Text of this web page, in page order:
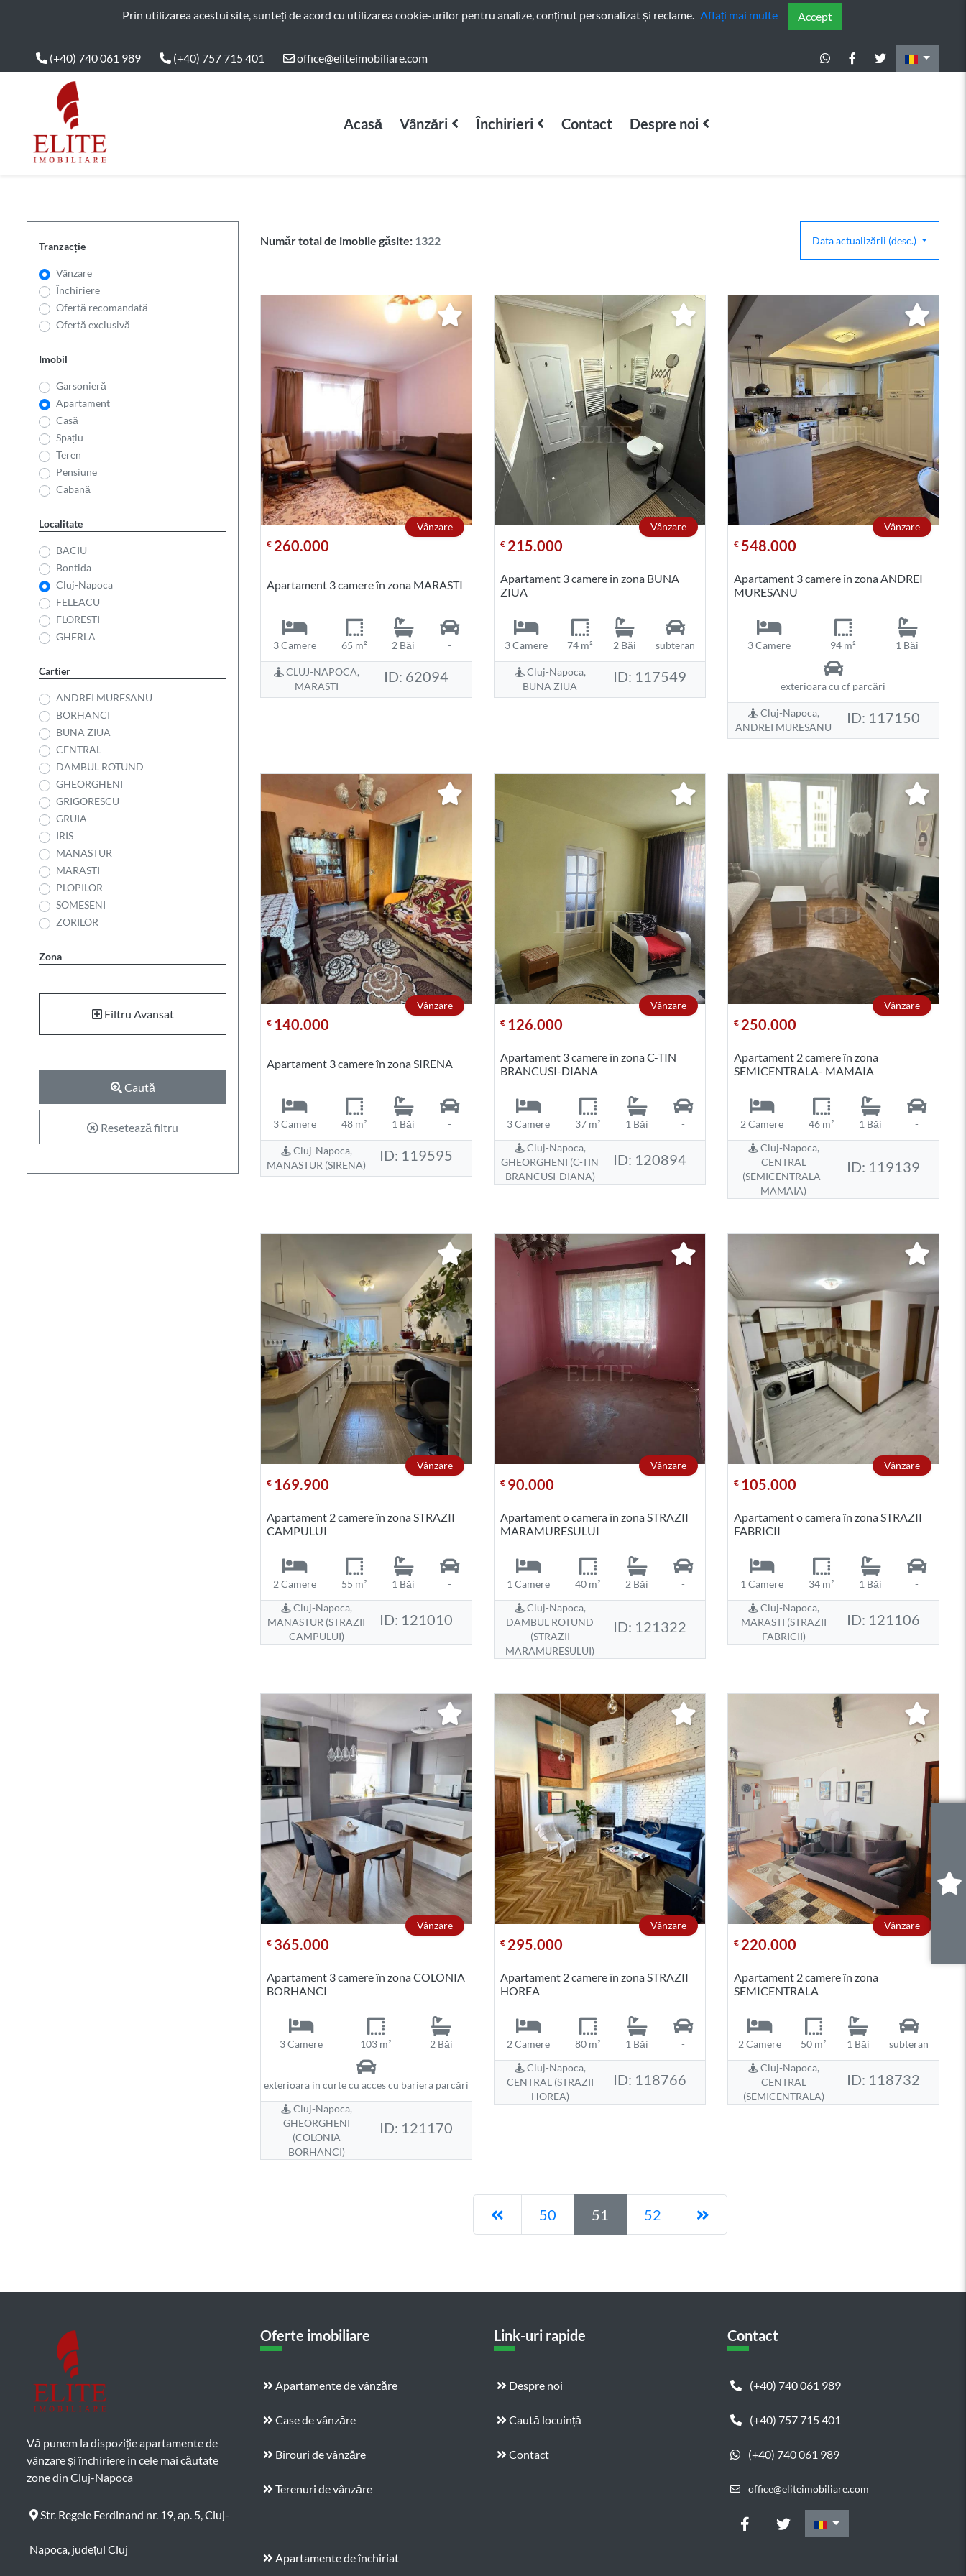
ELITE IMOBILIAREPrin utilizarea acestui site, sunteți de acord cu utilizarea cookie-urilor pentru analize, conținut personalizat și reclame. Aflați mai multe Accept
(+40) 740 061 989 (+40) 757 715 401 office@eliteimobiliare.com
Main Nav Acasă Vânzări Închirieri Contact Despre noi
Tranzacție
Vânzare
Închiriere
Ofertă recomandată
Ofertă exclusivă
Imobil
Garsonieră
Apartament
Casă
Spațiu
Teren
Pensiune
Cabană
Localitate
BACIU
Bontida
Cluj-Napoca
FELEACU
FLORESTI
GHERLA
Cartier
ANDREI MURESANU
BORHANCI
BUNA ZIUA
CENTRAL
DAMBUL ROTUND
GHEORGHENI
GRIGORESCU
GRUIA
IRIS
MANASTUR
MARASTI
PLOPILOR
SOMESENI
ZORILOR
Zona
Filtru Avansat
Caută
Resetează filtru
Număr total de imobile găsite: 1322 Data actualizării (desc.)
Vânzare
€ 260.000
Apartament 3 camere în zona MARASTI
3 Camere 65 m² 2 Băi -
CLUJ-NAPOCA,
MARASTI
ID: 62094
Vânzare
€ 215.000
Apartament 3 camere în zona BUNA
ZIUA
3 Camere 74 m² 2 Băi subteran
Cluj-Napoca,
BUNA ZIUA
ID: 117549
Vânzare
€ 548.000
Apartament 3 camere în zona ANDREI
MURESANU
3 Camere 94 m² 1 Băi
exterioara cu cf parcări
Cluj-Napoca,
ANDREI MURESANU
ID: 117150
Vânzare
€ 140.000
Apartament 3 camere în zona SIRENA
3 Camere 48 m² 1 Băi -
Cluj-Napoca,
MANASTUR (SIRENA)
ID: 119595
Vânzare
€ 126.000
Apartament 3 camere în zona C-TIN
BRANCUSI-DIANA
3 Camere 37 m² 1 Băi
-
Cluj-Napoca,
GHEORGHENI (C-TIN
BRANCUSI-DIANA)
ID: 120894
Vânzare
€ 250.000
Apartament 2 camere în zona
SEMICENTRALA- MAMAIA
2 Camere 46 m² 1 Băi
-
Cluj-Napoca,
CENTRAL
(SEMICENTRALA-
MAMAIA)
ID: 119139
Vânzare
€ 169.900
Apartament 2 camere în zona STRAZII
CAMPULUI
2 Camere 55 m² 1 Băi
-
Cluj-Napoca,
MANASTUR (STRAZII
CAMPULUI)
ID: 121010
Vânzare
€ 90.000
Apartament o camera în zona STRAZII
MARAMURESULUI
1 Camere 40 m² 2 Băi
-
Cluj-Napoca,
DAMBUL ROTUND
(STRAZII
MARAMURESULUI)
ID: 121322
Vânzare
€ 105.000
Apartament o camera în zona STRAZII
FABRICII
1 Camere 34 m² 1 Băi
-
Cluj-Napoca,
MARASTI (STRAZII
FABRICII)
ID: 121106
Vânzare
€ 365.000
Apartament 3 camere în zona COLONIA
BORHANCI
3 Camere 103 m² 2 Băi
exterioara in curte cu acces cu bariera parcări
Cluj-Napoca,
GHEORGHENI
(COLONIA
BORHANCI)
ID: 121170
Vânzare
€ 295.000
Apartament 2 camere în zona STRAZII
HOREA
2 Camere 80 m² 1 Băi
-
Cluj-Napoca,
CENTRAL (STRAZII
HOREA)
ID: 118766
Vânzare
€ 220.000
Apartament 2 camere în zona
SEMICENTRALA
2 Camere 50 m² 1 Băi
subteran
Cluj-Napoca,
CENTRAL
(SEMICENTRALA)
ID: 118732
Pagina anterioară
50 51 52 Pagina următoare
Vă punem la dispoziție apartamente de
vânzare și închiriere in cele mai căutate
zone din Cluj-Napoca
Str. Regele Ferdinand nr. 19, ap. 5, Cluj-
Napoca, județul Cluj
Oferte imobiliare
Apartamente de vânzăre
Case de vânzăre
Birouri de vânzăre
Terenuri de vânzăre
Apartamente de închiriat
Link-uri rapide
Despre noi
Caută locuință
Contact
Contact
(+40) 740 061 989
(+40) 757 715 401
(+40) 740 061 989
office@eliteimobiliare.com